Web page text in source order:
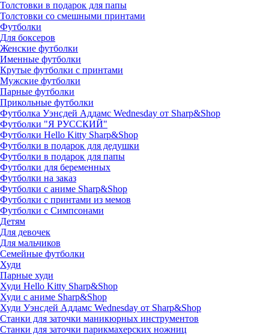
Толстовки в подарок для папы
Толстовки со смешными принтами
Футболки
Для боксеров
Женские футболки
Именные футболки
Крутые футболки с принтами
Мужские футболки
Парные футболки
Прикольные футболки
Футболка Уэнсдей Аддамс Wednesday от Sharp&Shop
Футболки "Я РУССКИЙ"
Футболки Hello Kitty Sharp&Shop
Футболки в подарок для дедушки
Футболки в подарок для папы
Футболки для беременных
Футболки на заказ
Футболки с аниме Sharp&Shop
Футболки с принтами из мемов
Футболки с Симпсонами
Детям
Для девочек
Для мальчиков
Семейные футболки
Худи
Парные худи
Худи Hello Kitty Sharp&Shop
Худи с аниме Sharp&Shop
Худи Уэнсдей Аддамс Wednesday от Sharp&Shop
Станки для заточки маникюрных инструментов
Станки для заточки парикмахерских ножниц